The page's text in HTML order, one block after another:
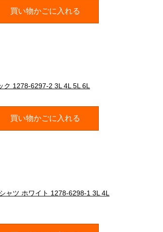
買い物かごに入れる
1278-6297-2 3L 4L 5L 6L
買い物かごに入れる
ャツ ホワイト 1278-6298-1 3L 4L